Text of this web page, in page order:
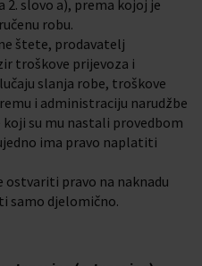
2. slovo a), prema kojoj je
robu.
štete, prodavatelj
troškove prijevoza i
slanja robe, troškove
i administraciju narudžbe
su mu nastali provedbom
ima pravo naplatiti
ostvariti pravo na naknadu
samo djelomično.